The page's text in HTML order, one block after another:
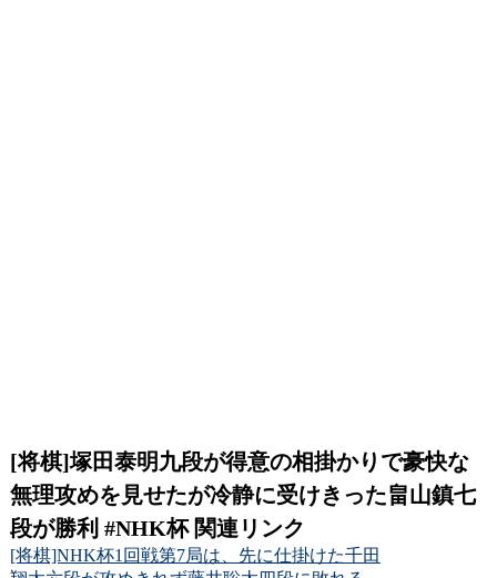
[将棋]塚田泰明九段が得意の相掛かりで豪快な
無理攻めを見せたが冷静に受けきった畠山鎮七
段が勝利 #NHK杯 関連リンク
[将棋]NHK杯1回戦第7局は、先に仕掛けた千田